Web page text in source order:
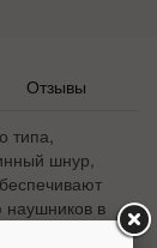
Отзывы
типа,
шнур,
в